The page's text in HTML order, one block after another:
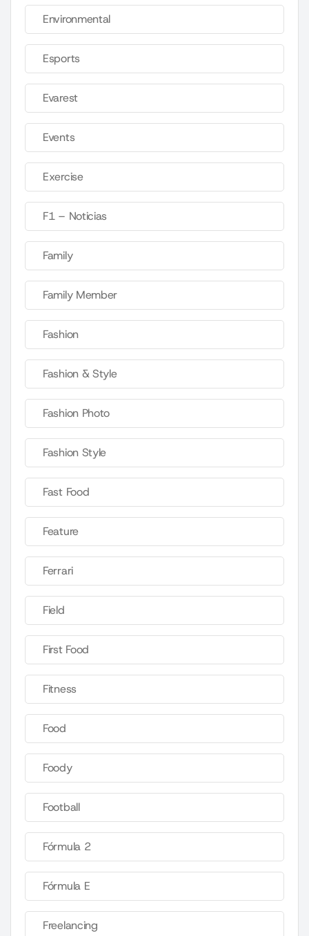
Environmental
Esports
Evarest
Events
Exercise
F1 – Noticias
Family
Family Member
Fashion
Fashion & Style
Fashion Photo
Fashion Style
Fast Food
Feature
Ferrari
Field
First Food
Fitness
Food
Foody
Football
Fórmula 2
Fórmula E
Freelancing